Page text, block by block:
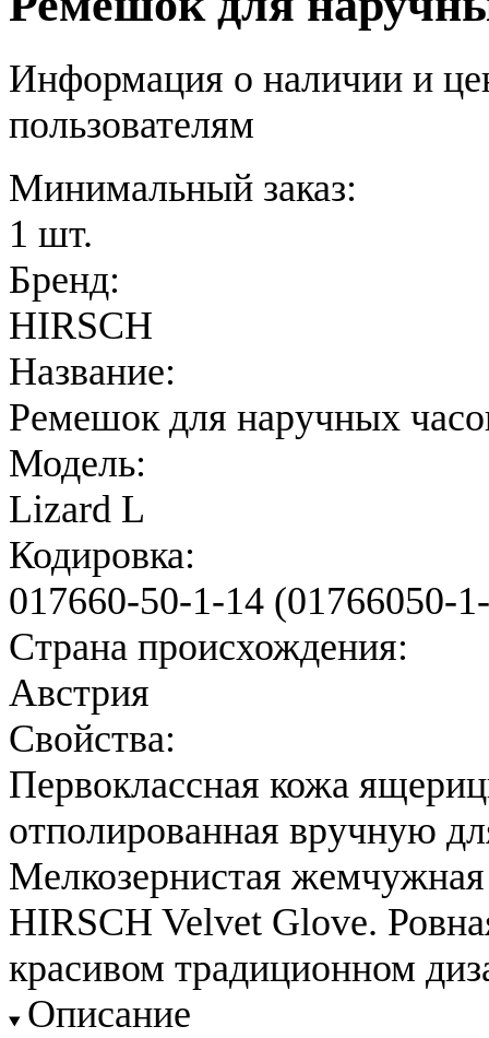
Информация о наличии и
пользователям
Минимальный заказ:
1 шт.
Бренд:
HIRSCH
Название:
Ремешок для наручных
Модель:
Lizard L
Кодировка:
017660-50-1-14 (01766050-
Страна происхождения:
Австрия
Свойства:
Первоклассная кожа
отполированная вручную
Мелкозернистая
HIRSCH Velvet Glove.
красивом традиционном
Описание